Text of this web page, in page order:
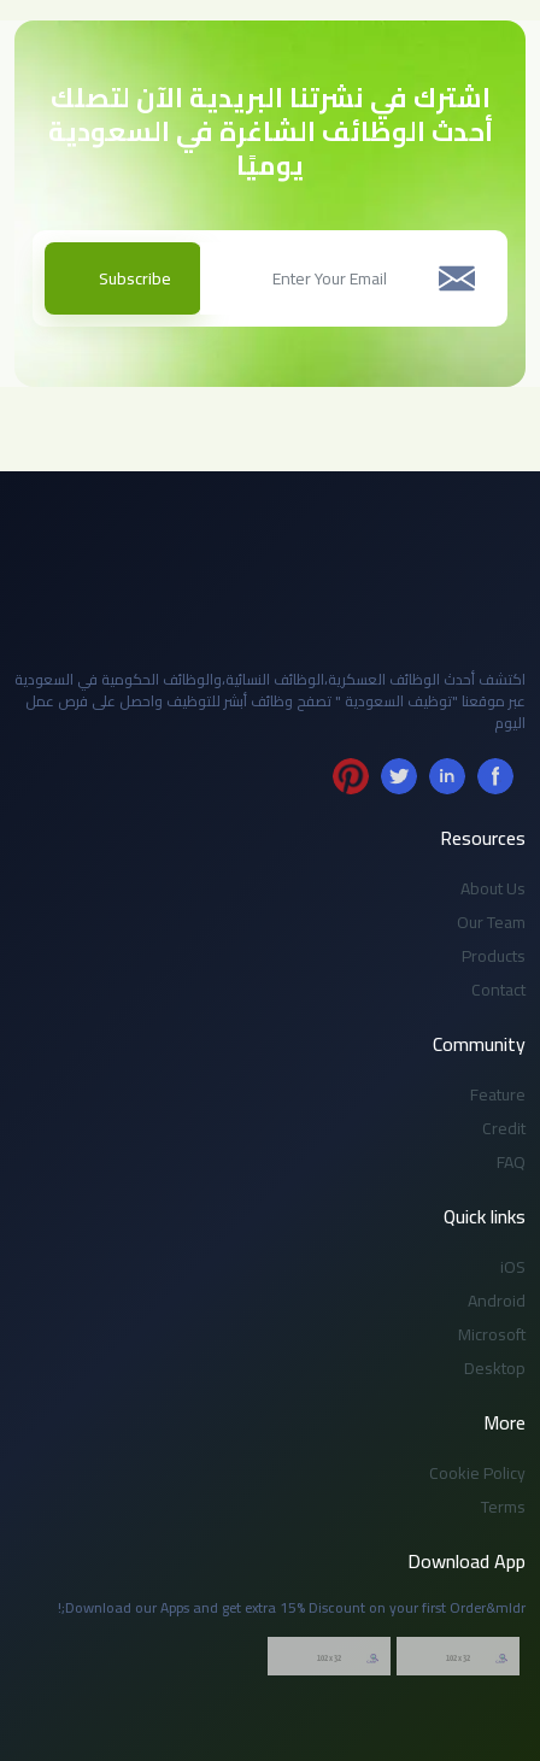
اشترك في نشرتنا البريدية الآن لتصلك
أحدث الوظائف الشاغرة في السعودية
يوميًا
Subscribe
اكتشف أحدث الوظائف العسكرية،الوظائف النسائية،والوظائف الحكومية في السعودية
عبر موقعنا "توظيف السعودية " تصفح وظائف أبشر للتوظيف واحصل على فرص عمل
اليوم
Resources
About Us
Our Team
Products
Contact
Community
Feature
Credit
FAQ
Quick links
iOS
Android
Microsoft
Desktop
More
Cookie Policy
Terms
Download App
Download our Apps and get extra 15% Discount on your first Order&mldr;!